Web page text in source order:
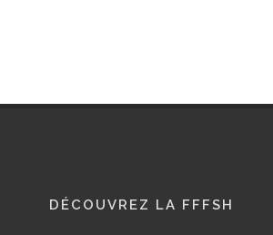
DÉCOUVREZ LA FFFSH